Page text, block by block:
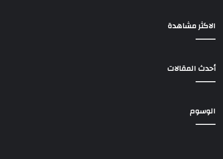
الاكثر مشاهدة
أحدث المقالات
الوسوم